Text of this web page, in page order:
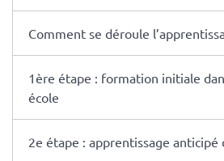
Comment se déroule
1ère étape : formation initiale
école
2e étape : apprentissage anticipé